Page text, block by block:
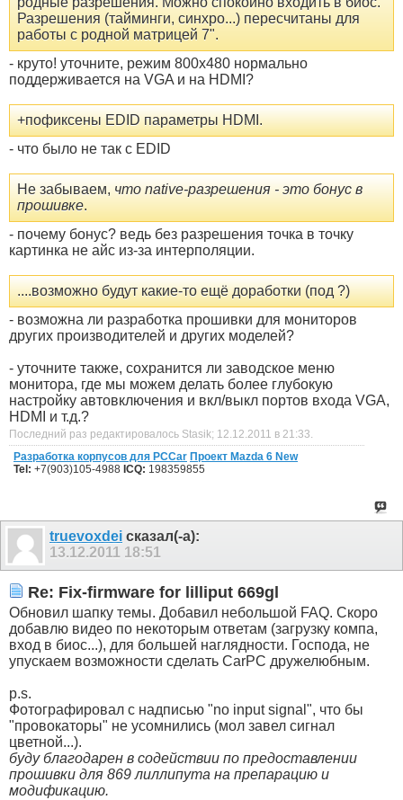
Разрешения (тайминги, синхро...) пересчитаны для
работы с родной матрицей 7".
- круто! уточните, режим 800х480 нормально
поддерживается на VGA и на HDMI?
+пофиксены EDID параметры HDMI.
- что было не так с EDID
Не забываем, что native-разрешения - это бонус в
прошивке.
- почему бонус? ведь без разрешения точка в точку
картинка не айс из-за интерполяции.
....возможно будут какие-то ещё доработки (под ?)
- возможна ли разработка прошивки для мониторов
других производителей и других моделей?
- уточните также, сохранится ли заводское меню
монитора, где мы можем делать более глубокую
настройку автовключения и вкл/выкл портов входа VGA,
HDMI и т.д.?
Последний раз редактировалось Stasik; 12.12.2011 в 21:33.
Разработка корпусов для PСCar Проект Mazda 6 New
Tel: +7(903)105-4988 ICQ: 198359855
truevoxdei сказал(-а):
13.12.2011 18:51
Re: Fix-firmware for lilliput 669gl
Обновил шапку темы. Добавил небольшой FAQ. Скоро
добавлю видео по некоторым ответам (загрузку компа,
вход в биос...), для большей наглядности. Господа, не
упускаем возможности сделать CarPC дружелюбным.
p.s.
Фотографировал с надписью "no input signal", что бы
"провокаторы" не усомнились (мол завел сигнал
цветной...).
буду благодарен в содействии по предоставлении
прошивки для 869 лиллипута на препарацию и
модификацию.